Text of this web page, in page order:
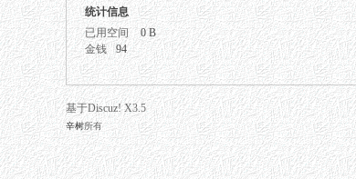
网
统计信息
已用空间
0 B
金钱
94
基于Discuz! X3.5
辛树所有